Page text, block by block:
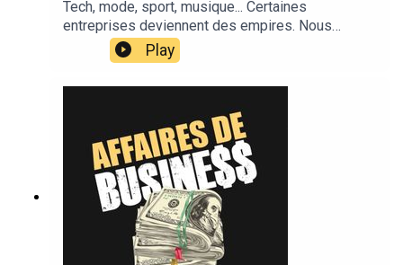
Tech, mode, sport, musique... Certaines
entreprises deviennent des empires. Nous
suivons leur actu.
Play